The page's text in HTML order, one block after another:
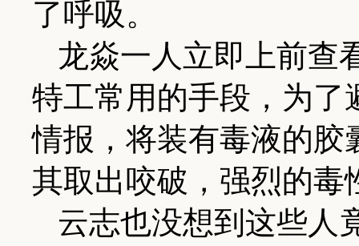
了呼吸。
龙焱一人立即上前查
特工常用的手段，为了
情报，将装有毒液的胶
其取出咬破，强烈的毒
云志也没想到这些人